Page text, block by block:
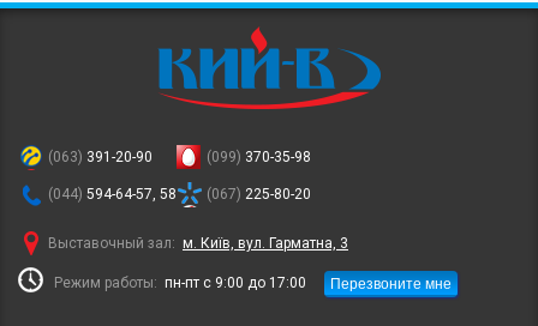
(063) 391-20-90
(044) 594-64-57, 58
(099) 370-35-98
(067) 225-80-20
Выставочный зал: м. Київ, вул. Гарматна, 3
Режим работы: пн-пт с 9:00 до 17:00 Перезвоните мне